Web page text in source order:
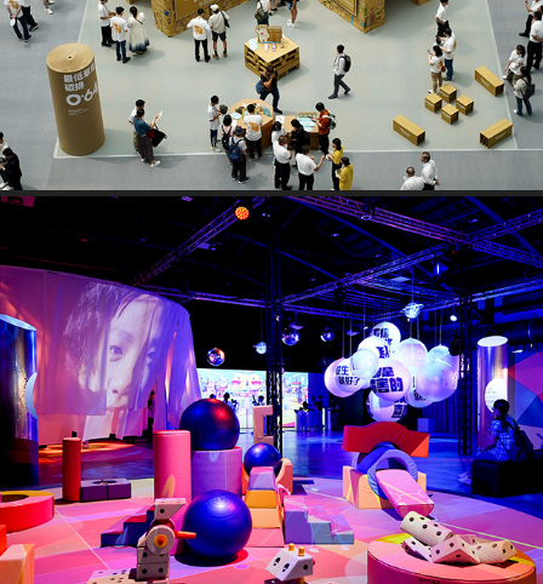
兒福聯盟「擅長調頻的泡福同學 Kid's Right 互動體驗展」